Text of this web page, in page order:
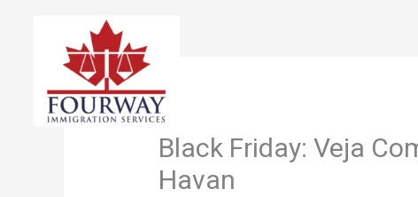
Black Friday: Veja
Havan